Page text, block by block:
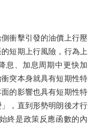
衝擊引發的油價上行壓
短期上行風險，行為上
息、加息周期中更快加
突本身就具有短期性特
的影響也具有短期性特
，直到形勢明朗後才行
終是政策反應函數的內